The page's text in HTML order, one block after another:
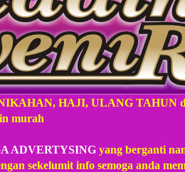
HAJI, ULANG TAHUN
murah
ADVERTYSING yang berganti
sekelumit info semoga anda